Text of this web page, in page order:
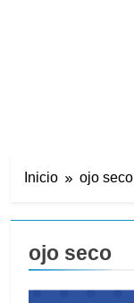
Inicio ojo seco
ojo seco